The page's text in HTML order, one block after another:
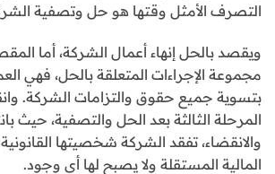
التصرف الأمثل وقتها هو حل وتصفية
ويقصد بالحل إنهاء أعمال الشركة، أما
مجموعة الإجراءات المتعلقة بالحل، فهي
بتسوية جميع حقوق والتزامات الشركة.
المرحلة الثالثة بعد الحل والتصفية، حيث
والانقضاء، تفقد الشركة شخصيتها
المالية المستقلة ولا يصبح لها أي وجود.